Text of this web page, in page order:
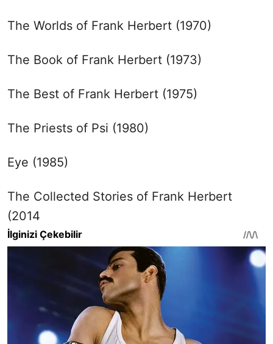
The Worlds of Frank Herbert (1970)
The Book of Frank Herbert (1973)
The Best of Frank Herbert (1975)
The Priests of Psi (1980)
Eye (1985)
The Collected Stories of Frank Herbert
(2014